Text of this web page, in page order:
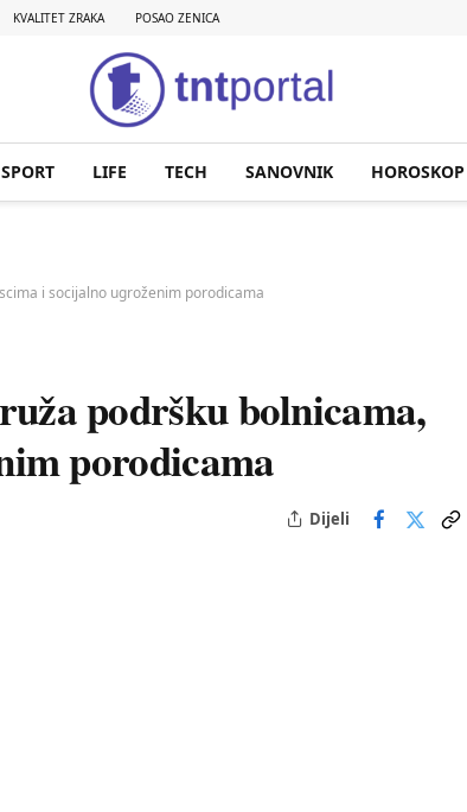
KVALITET ZRAKA POSAO ZENICA
SPORT LIFE TECH SANOVNIK HOROSKOP
i socijalno ugroženim porodicama
podršku bolnicama,
porodicama
Dijeli